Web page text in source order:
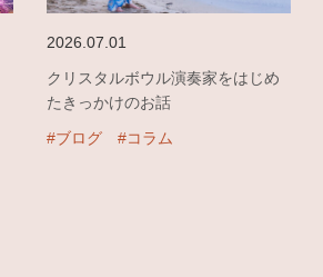
2026.07.01
クリスタルボウル演奏家をはじめ
たきっかけのお話
#ブログ
#コラム